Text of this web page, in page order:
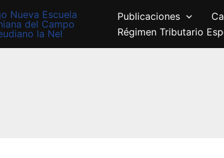
Publicaciones
Régimen Tributario